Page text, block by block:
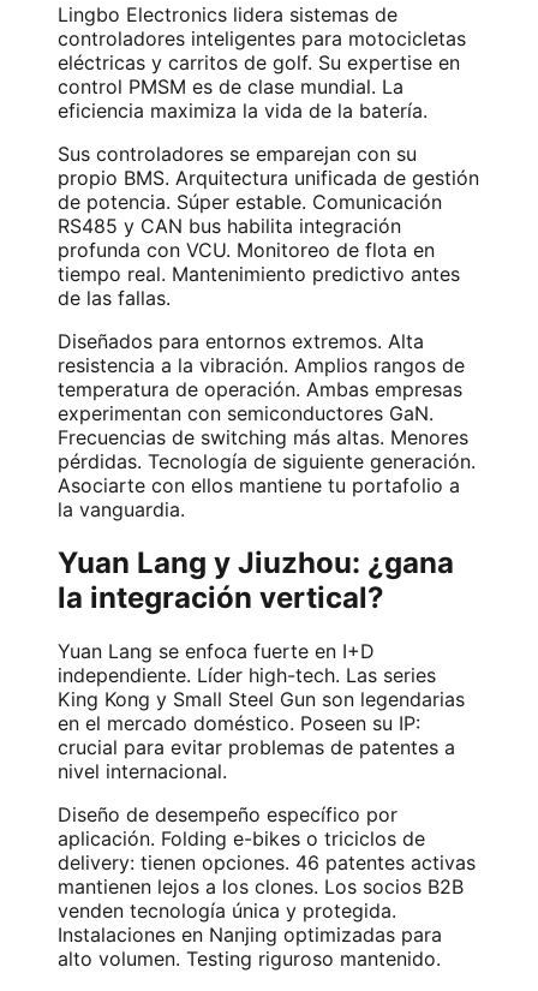
Lingbo Electronics lidera sistemas de
controladores inteligentes para motocicletas
eléctricas y carritos de golf. Su expertise en
control PMSM es de clase mundial. La
eficiencia maximiza la vida de la batería.
Sus controladores se emparejan con su
propio BMS. Arquitectura unificada de gestión
de potencia. Súper estable. Comunicación
RS485 y CAN bus habilita integración
profunda con VCU. Monitoreo de flota en
tiempo real. Mantenimiento predictivo antes
de las fallas.
Diseñados para entornos extremos. Alta
resistencia a la vibración. Amplios rangos de
temperatura de operación. Ambas empresas
experimentan con semiconductores GaN.
Frecuencias de switching más altas. Menores
pérdidas. Tecnología de siguiente generación.
Asociarte con ellos mantiene tu portafolio a
la vanguardia.
Yuan Lang y Jiuzhou: ¿gana
la integración vertical?
Yuan Lang se enfoca fuerte en I+D
independiente. Líder high-tech. Las series
King Kong y Small Steel Gun son legendarias
en el mercado doméstico. Poseen su IP:
crucial para evitar problemas de patentes a
nivel internacional.
Diseño de desempeño específico por
aplicación. Folding e-bikes o triciclos de
delivery: tienen opciones. 46 patentes activas
mantienen lejos a los clones. Los socios B2B
venden tecnología única y protegida.
Instalaciones en Nanjing optimizadas para
alto volumen. Testing riguroso mantenido.